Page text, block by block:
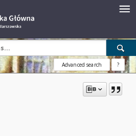
Advanced search ?